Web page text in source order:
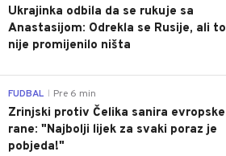
Ukrajinka odbila da se rukuje sa
Anastasijom: Odrekla se Rusije, ali to
nije promijenilo ništa
FUDBAL Pre 6 min
Zrinjski protiv Čelika sanira evropske
rane: "Najbolji lijek za svaki poraz je
pobjeda!"